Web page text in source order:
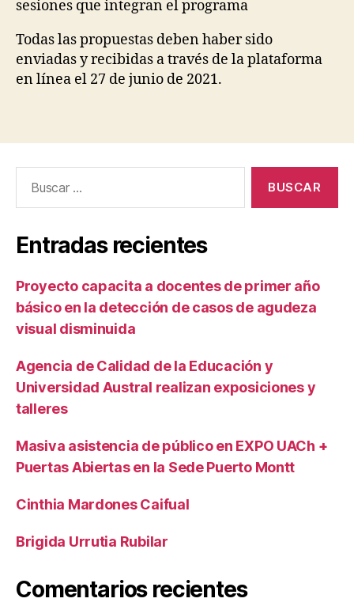
sesiones que integran el programa
Todas las propuestas deben haber sido
enviadas y recibidas a través de la plataforma
en línea el 27 de junio de 2021.
por:
Entradas recientes
Proyecto capacita a docentes de primer año
básico en la detección de casos de agudeza
visual disminuida
Agencia de Calidad de la Educación y
Universidad Austral realizan exposiciones y
talleres
Masiva asistencia de público en EXPO UACh +
Puertas Abiertas en la Sede Puerto Montt
Cinthia Mardones Caifual
Brigida Urrutia Rubilar
Comentarios recientes